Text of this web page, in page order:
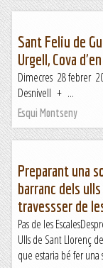
Sant Feliu de
Urgell, Cova
Dimecres 28
Desnivell + ...
Esqui Montseny
Preparant una
barranc dels
travessser de
Pas de les
Ulls de Sant Llorenç
que estaria bé fer una